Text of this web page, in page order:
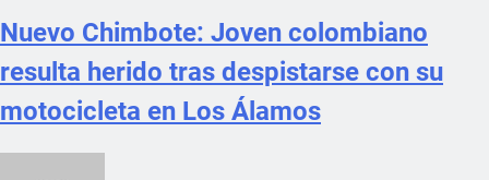
Nuevo Chimbote: Joven colombiano
resulta herido tras despistarse con su
motocicleta en Los Álamos